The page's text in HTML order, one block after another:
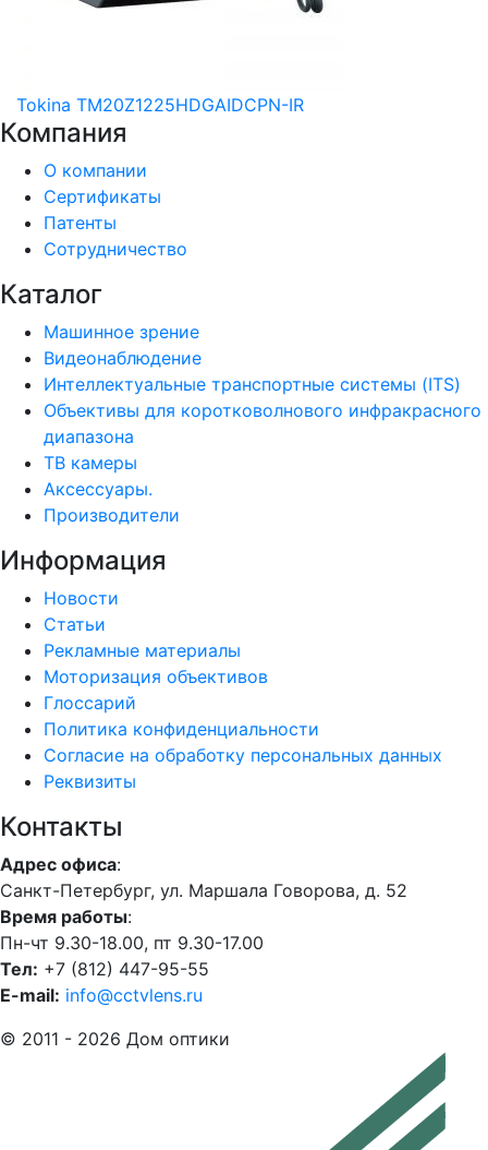
Tokina TM20Z1225HDGAIDCPN-IR
Компания
О компании
Сертификаты
Патенты
Сотрудничество
Каталог
Машинное зрение
Видеонаблюдение
Интеллектуальные транспортные системы (ITS)
Объективы для коротковолнового инфракрасного
диапазона
ТВ камеры
Аксессуары.
Производители
Информация
Новости
Статьи
Рекламные материалы
Моторизация объективов
Глоссарий
Политика конфиденциальности
Согласие на обработку персональных данных
Реквизиты
Контакты
Адрес офиса:
Санкт-Петербург, ул. Маршала Говорова, д. 52
Время работы:
Пн-чт 9.30-18.00, пт 9.30-17.00
Тел: +7 (812) 447-95-55
E-mail: info@cctvlens.ru
© 2011 - 2026 Дом оптики